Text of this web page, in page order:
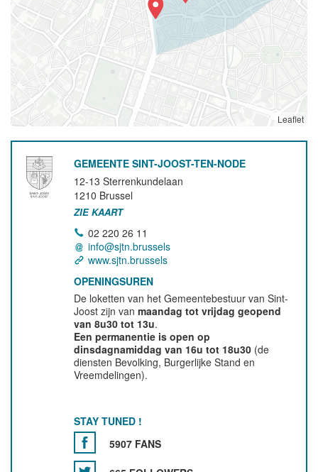
Leaflet
GEMEENTE SINT-JOOST-TEN-NODE
12-13 Sterrenkundelaan
1210 Brussel
ZIE KAART
02 220 26 11
info@sjtn.brussels
www.sjtn.brussels
OPENINGSUREN
De loketten van het Gemeentebestuur van Sint-
Joost zijn vanmaandag tot vrijdag geopend
van 8u30 tot 13u.
Een permanentie is open op
dinsdagnamiddag van 16u tot 18u30 (de
diensten Bevolking, Burgerlijke Stand en
Vreemdelingen).
STAY TUNED !
5907 FANS